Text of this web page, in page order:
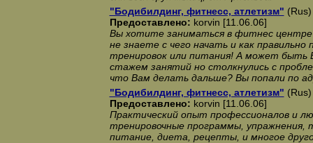
"Бодибилдинг, фитнесс, атлетизм"
Предоставлено: korvin [11.06.06]
Вы хотите заниматься в фитнес
не знаете с чего начать и как
тренировок или питания! А может быть
стажем занятий но столкнулись с
что Вам делать дальше? Вы попали по
"Бодибилдинг, фитнесс, атлетизм"
Предоставлено: korvin [11.06.06]
Практический опыт профессионалов и
тренировочные программы, упражнения,
питание, диета, рецепты, и многое